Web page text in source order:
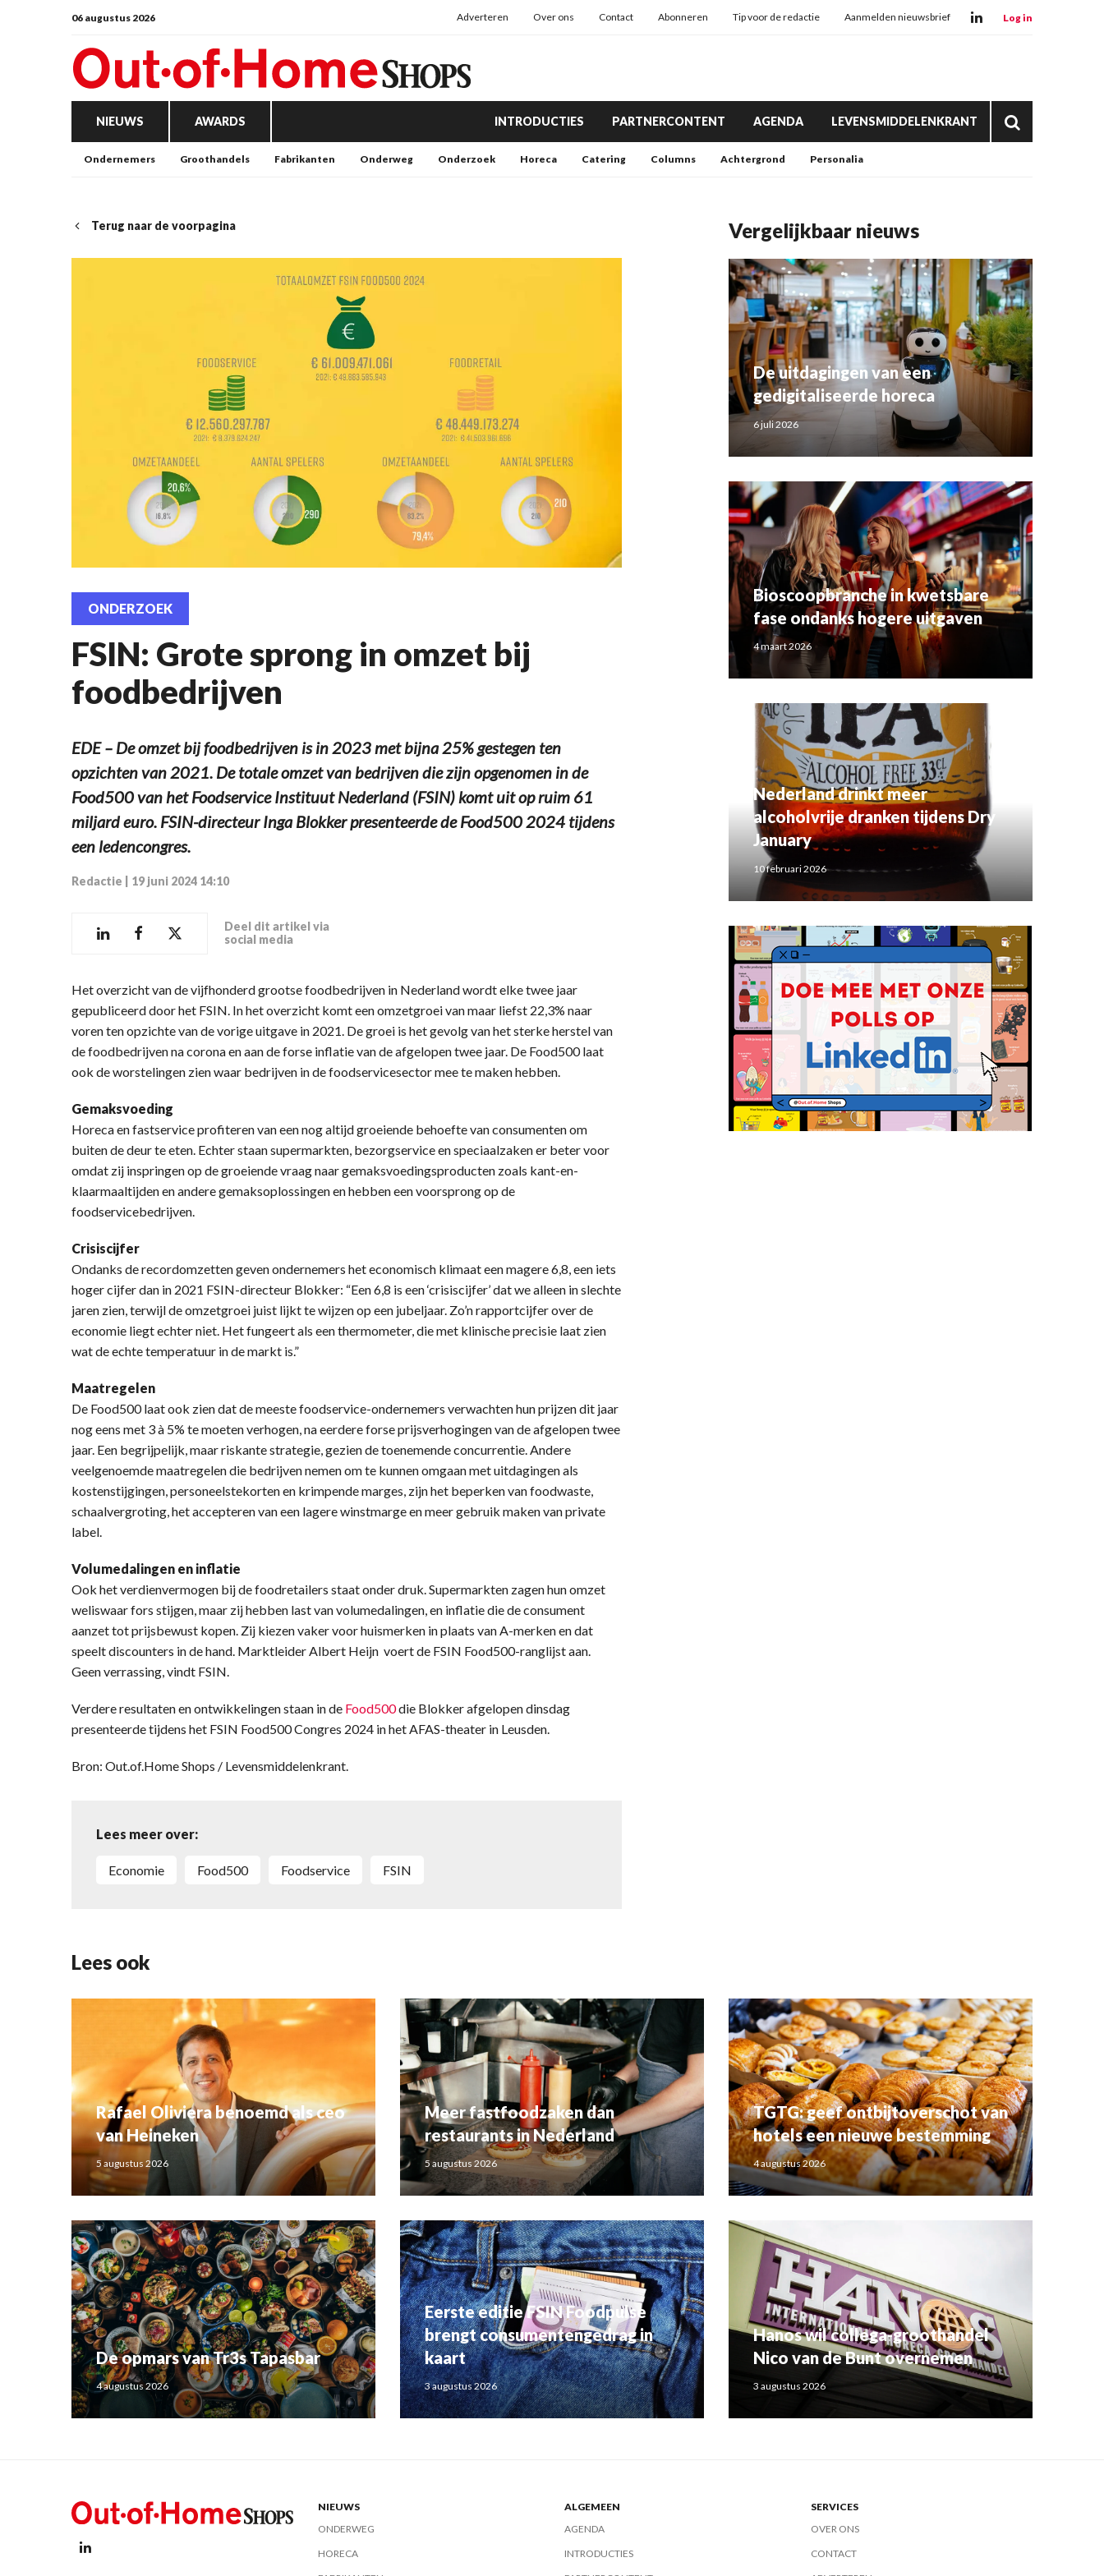
06 augustus 2026 Adverteren Over ons Contact Abonneren Tip voor de redactie Aanmelden nieuwsbrief Log in
NIEUWS AWARDS INTRODUCTIES PARTNERCONTENT AGENDA LEVENSMIDDELENKRANT
Ondernemers Groothandels Fabrikanten Onderweg Onderzoek Horeca Catering Columns Achtergrond Personalia
Terug naar de voorpagina
ONDERZOEK
FSIN: Grote sprong in omzet bij
foodbedrijven
EDE – De omzet bij foodbedrijven is in 2023 met bijna 25% gestegen ten
opzichten van 2021. De totale omzet van bedrijven die zijn opgenomen in de
Food500 van het Foodservice Instituut Nederland (FSIN) komt uit op ruim 61
miljard euro. FSIN-directeur Inga Blokker presenteerde de Food500 2024 tijdens
een ledencongres.
Redactie 19 juni 2024 14:10
Deel dit artikel via
social media
Het overzicht van de vijfhonderd grootse foodbedrijven in Nederland wordt elke twee jaar
gepubliceerd door het FSIN. In het overzicht komt een omzetgroei van maar liefst 22,3% naar
voren ten opzichte van de vorige uitgave in 2021. De groei is het gevolg van het sterke herstel van
de foodbedrijven na corona en aan de forse inflatie van de afgelopen twee jaar. De Food500 laat
ook de worstelingen zien waar bedrijven in de foodservicesector mee te maken hebben.
Gemaksvoeding
Horeca en fastservice profiteren van een nog altijd groeiende behoefte van consumenten om
buiten de deur te eten. Echter staan supermarkten, bezorgservice en speciaalzaken er beter voor
omdat zij inspringen op de groeiende vraag naar gemaksvoedingsproducten zoals kant-en-
klaarmaaltijden en andere gemaksoplossingen en hebben een voorsprong op de
foodservicebedrijven.
Crisiscijfer
Ondanks de recordomzetten geven ondernemers het economisch klimaat een magere 6,8, een iets
hoger cijfer dan in 2021 FSIN-directeur Blokker: “Een 6,8 is een ‘crisiscijfer’ dat we alleen in slechte
jaren zien, terwijl de omzetgroei juist lijkt te wijzen op een jubeljaar. Zo’n rapportcijfer over de
economie liegt echter niet. Het fungeert als een thermometer, die met klinische precisie laat zien
wat de echte temperatuur in de markt is.”
Maatregelen
De Food500 laat ook zien dat de meeste foodservice-ondernemers verwachten hun prijzen dit jaar
nog eens met 3 à 5% te moeten verhogen, na eerdere forse prijsverhogingen van de afgelopen twee
jaar. Een begrijpelijk, maar riskante strategie, gezien de toenemende concurrentie. Andere
veelgenoemde maatregelen die bedrijven nemen om te kunnen omgaan met uitdagingen als
kostenstijgingen, personeelstekorten en krimpende marges, zijn het beperken van foodwaste,
schaalvergroting, het accepteren van een lagere winstmarge en meer gebruik maken van private
label.
Volumedalingen en inflatie
Ook het verdienvermogen bij de foodretailers staat onder druk. Supermarkten zagen hun omzet
weliswaar fors stijgen, maar zij hebben last van volumedalingen, en inflatie die de consument
aanzet tot prijsbewust kopen. Zij kiezen vaker voor huismerken in plaats van A-merken en dat
speelt discounters in de hand. Marktleider Albert Heijn voert de FSIN Food500-ranglijst aan.
Geen verrassing, vindt FSIN.
Verdere resultaten en ontwikkelingen staan in de Food500die Blokker afgelopen dinsdag
presenteerde tijdens het FSIN Food500 Congres 2024 in het AFAS-theater in Leusden.
Bron: Out.of.Home Shops / Levensmiddelenkrant.
Lees meer over:
economie Food500 foodservice FSIN
Vergelijkbaar nieuws
De uitdagingen van een
gedigitaliseerde horeca
6 juli 2026
Bioscoopbranche in kwetsbare
fase ondanks hogere uitgaven
4 maart 2026
Nederland drinkt meer
alcoholvrije dranken tijdens Dry
January
10 februari 2026
Lees ook
Rafael Oliviera benoemd als ceo
van Heineken
5 augustus 2026
Meer fastfoodzaken dan
restaurants in Nederland
5 augustus 2026
TGTG: geef ontbijtoverschot van
hotels een nieuwe bestemming
4 augustus 2026
De opmars van Tr3s Tapasbar
4 augustus 2026
Eerste editie FSIN Foodpulse
brengt consumentengedrag in
kaart
3 augustus 2026
Hanos wil collega-groothandel
Nico van de Bunt overnemen
3 augustus 2026
NIEUWS
ONDERWEG
HORECA
ALGEMEEN
AGENDA
INTRODUCTIES
SERVICES
OVER ONS
CONTACT